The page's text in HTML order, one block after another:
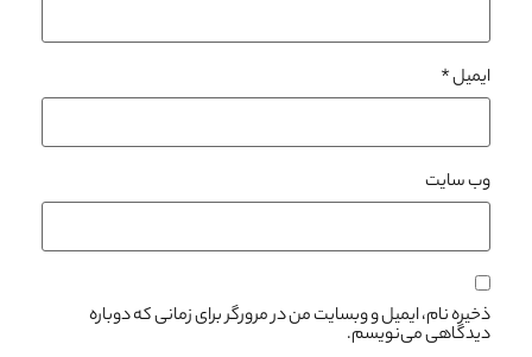
ایمیل*
وب‌ سایت
ذخیره نام، ایمیل و وبسایت من در مرورگر برای زمانی که دوباره
دیدگاهی می‌نویسم.